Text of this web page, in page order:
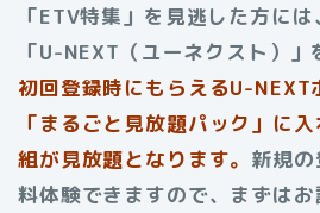
「ETV特集」を見逃した方に
「U-NEXT（ユーネクスト）」
初回登録時にもらえるU-NEXT
「まるごと見放題パック」に
組が見放題となります。 新規
料体験できますので、まずは